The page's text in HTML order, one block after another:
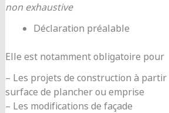
non exhaustive
Déclaration préalable
Elle est notamment obligatoire pour
– Les projets de construction à partir
surface de plancher ou emprise
– Les modifications de façade